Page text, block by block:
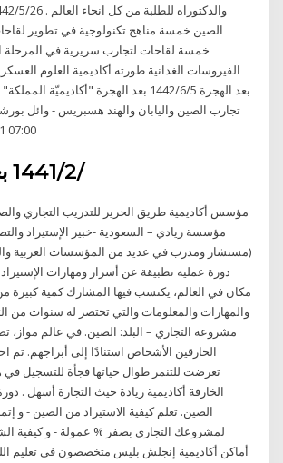
خمسة لقاحات لتجارب سريرية في المرحلة
بعد الهجرة 5‏‏/6‏‏/1442 بعد الهجرة
07:00 1‏‏/6‏‏/1442 بعد الهجرة
2‏‏/2‏‏/1441 بعد الهجرة
مؤسسة ريادي – السعودية -خبير الإستيراد
(مستشار ومدرب في عديد من المؤسسات العربية
دورة عمليه تطبيقة عن أسرار ومهارات
مكان في العالم، يكتسب فيها المشارك كمية كبيرة
والمهارات والمعلومات والتي تختصر له سنوات من
مشروعة التجاري – البلد: الصين. في عالم مواز،
الخارقين الأشخاص استنادًا إلى أبراجهم. تم
تعرضت للتنمر طوال حياتها فجأة للتسجيل في
الخارقة أكاديمية ريادة حيث التجارة أسهل .
الصين. تعلم كيفية الاستيراد من الصين - و
لمشروعك التجاري بصفر % عمولة - و كيفية
أماكن أكاديمية إنجلش بليس متخصصون في تعليم